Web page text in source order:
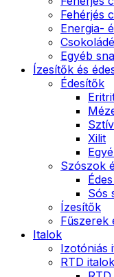
Fehérjés
Energia-
Egyéb
Ízesítők és
Édesítők
Xilit
Szószok
Sós
Ízesítők
Fűszerek
Italok
Izotóniás
RTD italok